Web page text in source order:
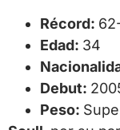
Récord:
Edad: 34
Debut:
Peso: